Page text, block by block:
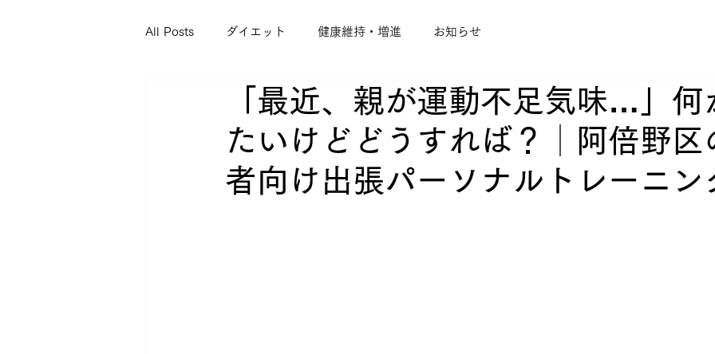
All Posts ダイエット 健康維持・増進 お知らせ
「最近、親が運動不足気味…」何
たいけどどうすれば？│阿倍野区
者向け出張パーソナルトレーニン